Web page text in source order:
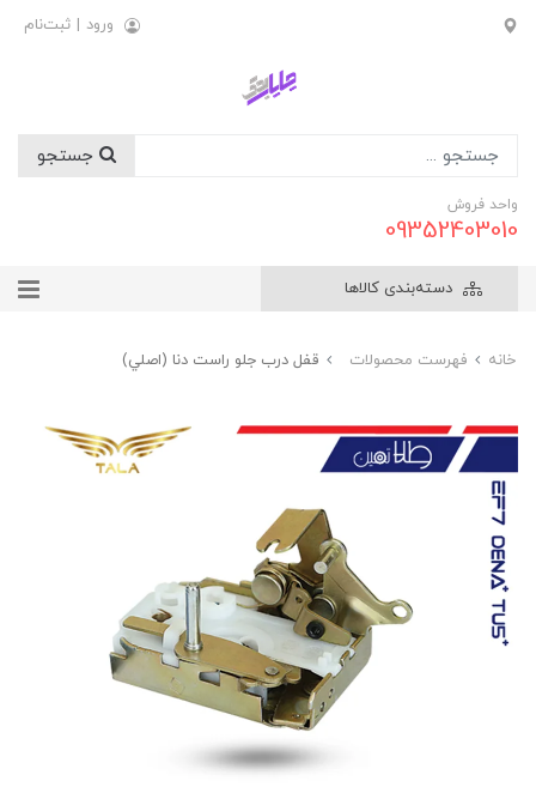
ورود | ثبت‌نام
واحد فروش
09352403010
دسته‌بندی کالاها
خانه فهرست محصولات قفل درب جلو راست دنا (اصلي)